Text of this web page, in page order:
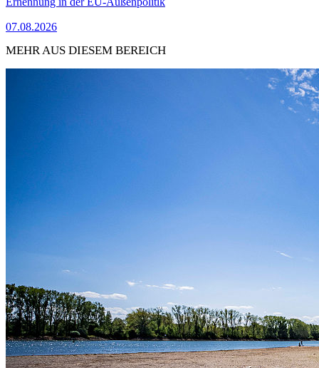
07.08.2026
MEHR AUS DIESEM BEREICH